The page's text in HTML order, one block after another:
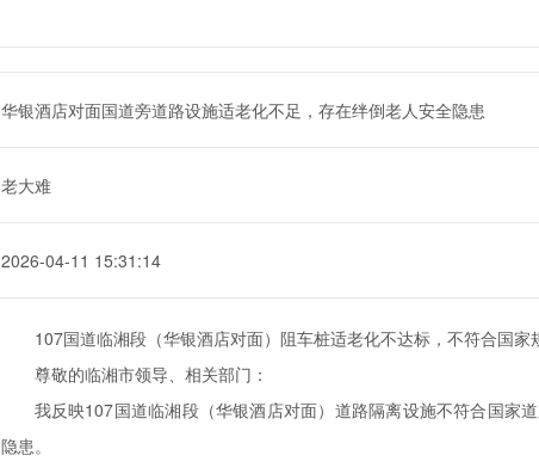
华银酒店对面国道旁道路设施适老化不足，存在绊倒老人安全隐患
老大难
2026-04-11 15:31:14
107国道临湘段（华银酒店对面）阻车桩适老化不达标，不符合国家
尊敬的临湘市领导、相关部门：
我反映107国道临湘段（华银酒店对面）道路隔离设施不符合国家
隐患。